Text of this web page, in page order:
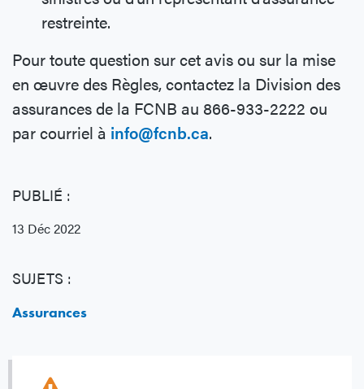
PUBLIÉ :
13 Déc 2022
SUJETS :
Assurances
restreinte.
Pour toute question sur cet avis ou sur la mise
en œuvre des Règles, contactez la Division des
assurances de la FCNB au 866-933-2222 ou
par courriel à info@fcnb.ca.